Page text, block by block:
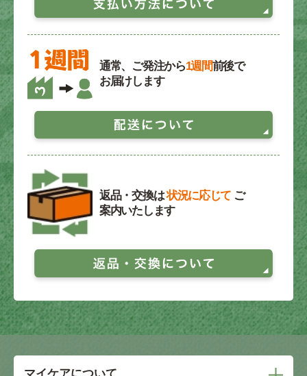
通常、ご発注から1週間前後で
お届けします
返品・交換は状況に応じて ご
案内いたします